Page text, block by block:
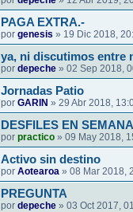
PAGA EXTRA.-
por genesis » 19 Dic 2018,
ya, ni discutimos entre
por depeche » 02 Sep 2018,
Jornadas Patio
por GARIN » 29 Abr 2018,
DESFILES EN
por practico » 09 May 2018,
Activo sin destino
por Aotearoa » 08 Mar 2018,
PREGUNTA
por depeche » 03 Oct 2017,